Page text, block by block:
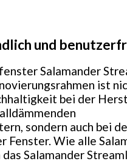
und
Salamander
ist
bei der
sondern auch bei
Fenster. Wie alle
Salamander